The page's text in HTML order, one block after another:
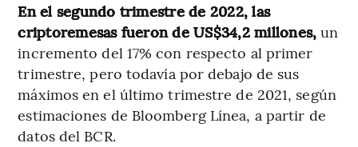
En el segundo trimestre de 2022, las
criptoremesas fueron de US$34,2 millones, un
incremento del 17% con respecto al primer
trimestre, pero todavía por debajo de sus
máximos en el último trimestre de 2021, según
estimaciones de Bloomberg Línea, a partir de
datos del BCR.